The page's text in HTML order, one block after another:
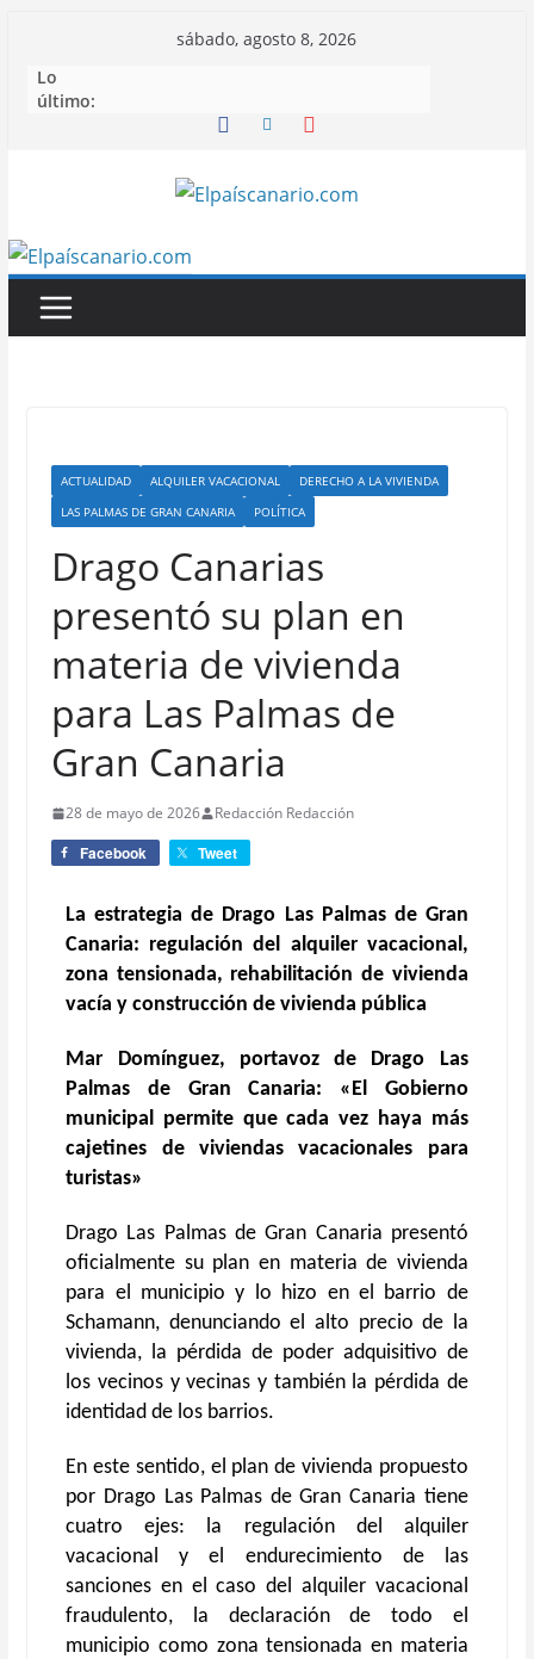
contenido
sábado, agosto 8, 2026
Lo
último:
ACTUALIDAD ALQUILER VACACIONAL
DERECHO A LA VIVIENDA
LAS PALMAS DE GRAN CANARIA
POLÍTICA
Drago Canarias
presentó su plan en
materia de vivienda
para Las Palmas de
Gran Canaria
28 de mayo de 2026 Redacción Redacción
Facebook Tweet
La estrategia de Drago Las Palmas de Gran
Canaria: regulación del alquiler vacacional,
zona tensionada, rehabilitación de vivienda
vacía y construcción de vivienda pública
Mar Domínguez, portavoz de Drago Las
Palmas de Gran Canaria: «El Gobierno
municipal permite que cada vez haya más
cajetines de viviendas vacacionales para
turistas»
Drago Las Palmas de Gran Canaria presentó
oficialmente su plan en materia de vivienda
para el municipio y lo hizo en el barrio de
Schamann, denunciando el alto precio de la
vivienda, la pérdida de poder adquisitivo de
los vecinos y vecinas y también la pérdida de
identidad de los barrios.
En este sentido, el plan de vivienda propuesto
por Drago Las Palmas de Gran Canaria tiene
cuatro ejes: la regulación del alquiler
vacacional y el endurecimiento de las
sanciones en el caso del alquiler vacacional
fraudulento, la declaración de todo el
municipio como zona tensionada en materia